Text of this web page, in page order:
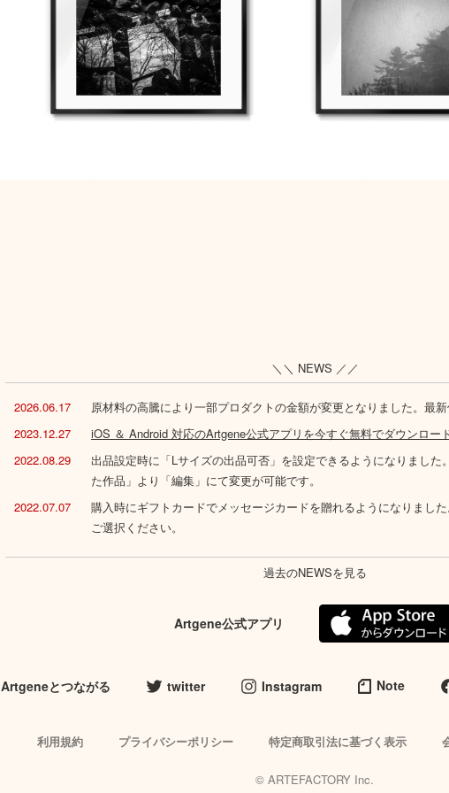
＼＼ NEWS ／／
2026.06.17 原材料の高騰により一部プロダクトの金額が変更となりました。最
2023.12.27
iOS ＆ Android 対応のArtgene公式アプリを今すぐ無料でダウンロー
2022.08.29
出品設定時に「Lサイズの出品可否」を設定できるようになりました
た作品」より「編集」にて変更が可能です。
2022.07.07
購入時にギフトカードでメッセージカードを贈れるようになりまし
ご選択ください。
過去のNEWSを見る
Artgene公式アプリ
Artgeneとつながる twitter Instagram Note
利用規約 プライバシーポリシー 特定商取引法に基づく表示
© ARTEFACTORY Inc.